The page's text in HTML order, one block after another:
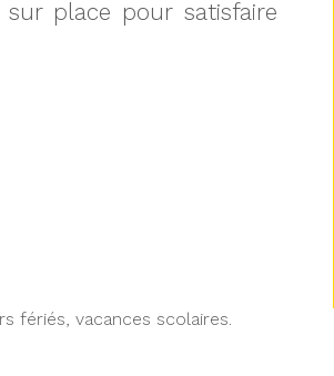
place pour satisfaire
fériés, vacances scolaires.